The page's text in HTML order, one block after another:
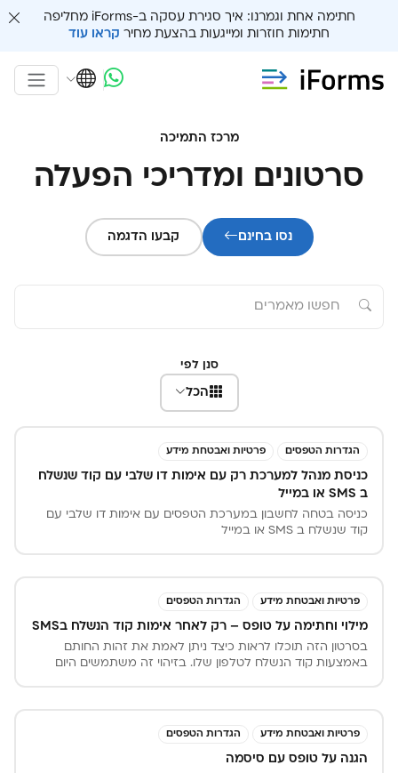
חתימה אחת וגמרנו: איך סגירת עסקה ב-iForms מחליפה
חתימות חוזרות ומייגעות בהצעת מחיר קראו עוד
מרכז התמיכה
סרטונים ומדריכי הפעלה
נסו בחינם קבעו הדגמה
סנן לפי
הכל
הגדרות הטפסים פרטיות ואבטחת מידע
כניסת מנהל למערכת רק עם אימות דו שלבי עם קוד שנשלח
ב SMS או במייל
כניסה בטחה לחשבון במערכת הטפסים עם אימות דו שלבי עם
קוד שנשלח ב SMS או במייל
פרטיות ואבטחת מידע הגדרות הטפסים
מילוי וחתימה על טופס – רק לאחר אימות קוד הנשלח בSMS
בסרטון הזה תוכלו לראות כיצד ניתן לאמת את זהות החותם
באמצעות קוד הנשלח לטלפון שלו. בזיהוי זה משתמשים היום
פרטיות ואבטחת מידע הגדרות הטפסים
הגנה על טופס עם סיסמה